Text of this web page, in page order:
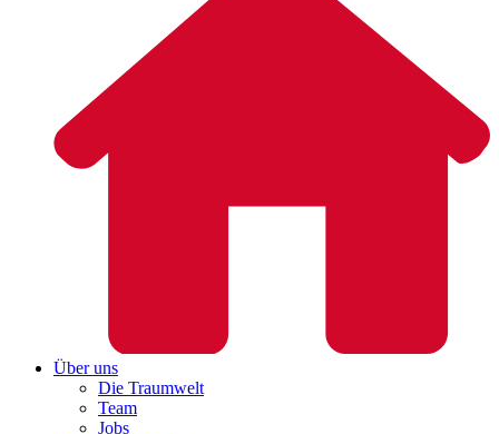
Über uns
Die Traumwelt
Team
Jobs